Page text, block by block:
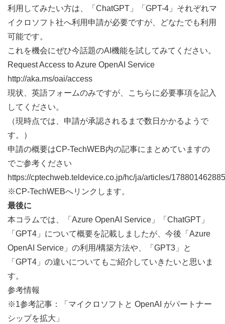
利用してみたい方は、「ChatGPT」「GPT-4」それぞれマ
イクロソフト社へ利用申請が必要ですが、どなたでも利用
可能です。
これを機会にぜひ今話題のAI機能を試してみてください。
Request Access to Azure OpenAI Service
http://aka.ms/oai/access
現状、英語フォームのみですが、こちらに必要事項を記入
してください。
（現時点では、申請が承認されるまで数日かかるようで
す。）
申請の概要はCP-TechWEB内の記事にまとめていますの
でご参考ください
https://cptechweb.teldevice.co.jp/hc/ja/articles/
※CP-TechWEBへリンクします。
最後に
本コラムでは、「Azure OpenAI Service」「ChatGPT」
「GPT4」について概要を記載しましたが、今後「Azure
OpenAI Service」の利用/構築方法や、「GPT3」と
「GPT4」の違いについてもご紹介していきたいと思いま
す。
参考情報
※1参考記事：「マイクロソフトと OpenAI がパートナー
シップを拡大」